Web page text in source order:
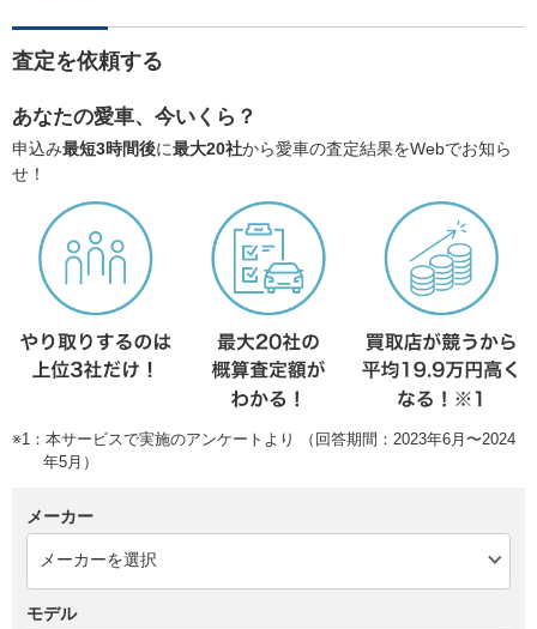
査定を依頼する
あなたの愛車、今いくら？
申込み最短3時間後に最大20社から愛車の査定結果をWebでお知ら
せ！
※1：本サービスで実施のアンケートより （回答期間：2023年6月〜2024
年5月）
メーカー
モデル